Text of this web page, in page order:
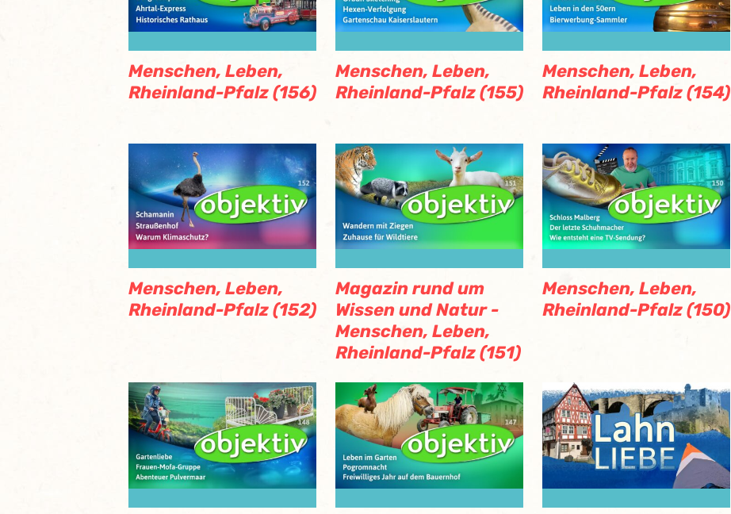
Menschen, Leben,
Rheinland-Pfalz (156)
Menschen, Leben,
Rheinland-Pfalz (155)
Menschen, Leben,
Rheinland-Pfalz (154)
Menschen, Leben,
Rheinland-Pfalz (152)
Magazin rund um
Wissen und Natur -
Menschen, Leben,
Rheinland-Pfalz (151)
Menschen, Leben,
Rheinland-Pfalz (150)